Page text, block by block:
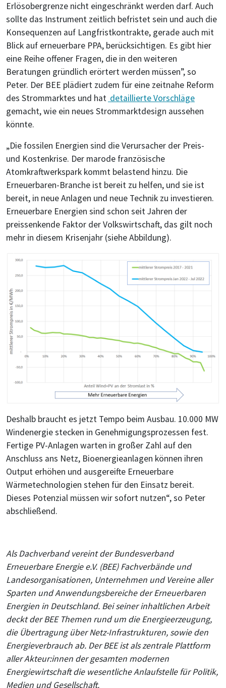
Erlösobergrenze nicht eingeschränkt werden darf. Auch
sollte das Instrument zeitlich befristet sein und auch die
Konsequenzen auf Langfristkontrakte, gerade auch mit
Blick auf erneuerbare PPA, berücksichtigen. Es gibt hier
eine Reihe offener Fragen, die in den weiteren
Beratungen gründlich erörtert werden müssen”, so
Peter. Der BEE plädiert zudem für eine zeitnahe Reform
des Strommarktes und hat detaillierte Vorschläge
gemacht, wie ein neues Strommarktdesign aussehen
könnte.
„Die fossilen Energien sind die Verursacher der Preis-
und Kostenkrise. Der marode französische
Atomkraftwerkspark kommt belastend hinzu. Die
Erneuerbaren-Branche ist bereit zu helfen, und sie ist
bereit, in neue Anlagen und neue Technik zu investieren.
Erneuerbare Energien sind schon seit Jahren der
preissenkende Faktor der Volkswirtschaft, das gilt noch
mehr in diesem Krisenjahr (siehe Abbildung).
Deshalb braucht es jetzt Tempo beim Ausbau. 10.000 MW
Windenergie stecken in Genehmigungsprozessen fest.
Fertige PV-Anlagen warten in großer Zahl auf den
Anschluss ans Netz, Bioenergieanlagen können ihren
Output erhöhen und ausgereifte Erneuerbare
Wärmetechnologien stehen für den Einsatz bereit.
Dieses Potenzial müssen wir sofort nutzen“, so Peter
abschließend.
Als Dachverband vereint der Bundesverband
Erneuerbare Energie e.V. (BEE) Fachverbände und
Landesorganisationen, Unternehmen und Vereine aller
Sparten und Anwendungsbereiche der Erneuerbaren
Energien in Deutschland. Bei seiner inhaltlichen Arbeit
deckt der BEE Themen rund um die Energieerzeugung,
die Übertragung über Netz-Infrastrukturen, sowie den
Energieverbrauch ab. Der BEE ist als zentrale Plattform
aller Akteur:innen der gesamten modernen
Energiewirtschaft die wesentliche Anlaufstelle für Politik,
Medien und Gesellschaft.